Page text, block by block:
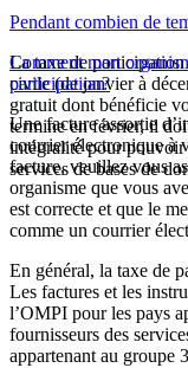
Pendant combien de
La taxe de participation
civile (de janvier à
gratuit dont bénéficie
termine en février, il
intégralité pour pouvoir
services de bases de
Comment mon
participation?
Une facture assortie
courrier électronique à
facture, veuillez vous
organisme que vous
est correcte et que le
comme un courrier
En général, la taxe de
Les factures et les
l’OMPI pour les pays
fournisseurs des
appartenant au groupe